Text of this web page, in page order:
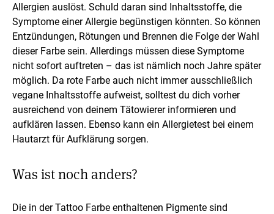
Allergien auslöst. Schuld daran sind Inhaltsstoffe, die
Symptome einer Allergie begünstigen könnten. So können
Entzündungen, Rötungen und Brennen die Folge der Wahl
dieser Farbe sein. Allerdings müssen diese Symptome
nicht sofort auftreten – das ist nämlich noch Jahre später
möglich. Da rote Farbe auch nicht immer ausschließlich
vegane Inhaltsstoffe aufweist, solltest du dich vorher
ausreichend von deinem Tätowierer informieren und
aufklären lassen. Ebenso kann ein Allergietest bei einem
Hautarzt für Aufklärung sorgen.
Was ist noch anders?
Die in der Tattoo Farbe enthaltenen Pigmente sind